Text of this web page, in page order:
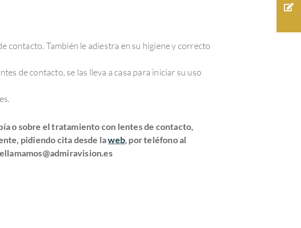
contacto. También le adiestra en su higiene y correcto
de contacto, se las lleva a casa para iniciar su uso
o sobre el tratamiento con lentes de contacto,
pidiendo cita desde laweb, por teléfono al